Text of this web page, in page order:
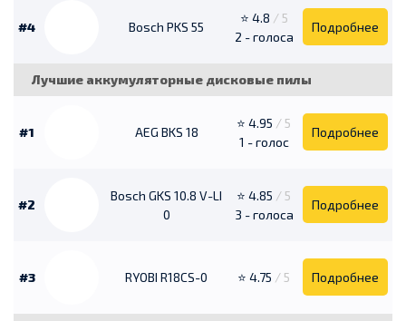
#4 Bosch PKS 55
⭐ 4.8 / 5
2 - голоса
Подробнее
Лучшие аккумуляторные дисковые пилы
#1 AEG BKS 18
⭐ 4.95 / 5
1 - голос
Подробнее
#2
Bosch GKS 10.8 V-LI
0
⭐ 4.85 / 5
3 - голоса
Подробнее
#3 RYOBI R18CS-0 ⭐ 4.75 / 5 Подробнее